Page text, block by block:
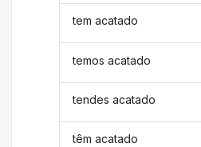
tem acatado
temos acatado
tendes acatado
têm acatado